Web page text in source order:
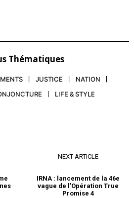
Thématiques
JUSTICE
NATION
LIFE & STYLE
NEXT ARTICLE
IRNA : lancement de la 46e
vague de l’Opération True
Promise 4